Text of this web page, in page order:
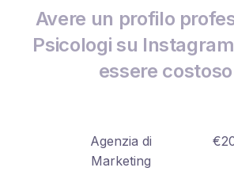
Avere un profilo
Psicologi su
essere
Agenzia di
Marketing